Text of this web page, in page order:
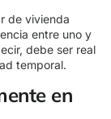
de vivienda
entre uno y
debe ser real
temporal.
en